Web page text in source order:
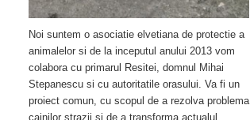
Noi suntem o asociatie elvetiana de protectie a
animalelor si de la inceputul anului 2013 vom
colabora cu primarul Resitei, domnul Mihai
Stepanescu si cu autoritatile orasului. Va fi un
proiect comun, cu scopul de a rezolva problema
cainilor strazii si de a transforma actualul